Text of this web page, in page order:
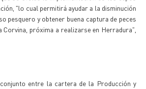
"lo cual permitirá ayudar a la disminución
pesquero y obtener buena captura de peces
Corvina, próxima a realizarse en Herradura",
entre la cartera de la Producción y